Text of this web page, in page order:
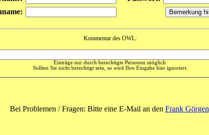
Kommentar des OWL:
Einträge nur durch berechtigte Personen möglich.
Sollten Sie nicht berechtigt sein, so wird Ihre Eingabe hier ignoriert.
Bei Problemen / Fragen: Bitte eine E-Mail an den Frank Görgen